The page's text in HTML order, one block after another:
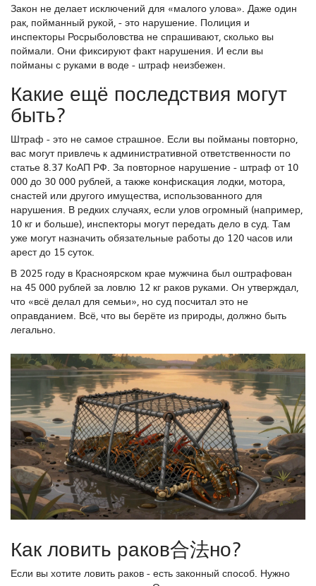
Закон не делает исключений для «малого улова». Даже один
рак, пойманный рукой, - это нарушение. Полиция и
инспекторы Росрыболовства не спрашивают, сколько вы
поймали. Они фиксируют факт нарушения. И если вы
пойманы с руками в воде - штраф неизбежен.
Какие ещё последствия могут
быть?
Штраф - это не самое страшное. Если вы пойманы повторно,
вас могут привлечь к административной ответственности по
статье 8.37 КоАП РФ. За повторное нарушение - штраф от 10
000 до 30 000 рублей, а также конфискация лодки, мотора,
снастей или другого имущества, использованного для
нарушения. В редких случаях, если улов огромный (например,
10 кг и больше), инспекторы могут передать дело в суд. Там
уже могут назначить обязательные работы до 120 часов или
арест до 15 суток.
В 2025 году в Красноярском крае мужчина был оштрафован
на 45 000 рублей за ловлю 12 кг раков руками. Он утверждал,
что «всё делал для семьи», но суд посчитал это не
оправданием. Всё, что вы берёте из природы, должно быть
легально.
Как ловить раков合法но?
Если вы хотите ловить раков - есть законный способ. Нужно